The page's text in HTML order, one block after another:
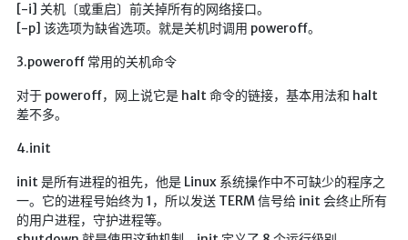
[-i] 关机〔或重启〕前关掉所有的网络接口。
[-p] 该选项为缺省选项。就是关机时调用 poweroff。
3.poweroff 常用的关机命令
对于 poweroff，网上说它是 halt 命令的链接，基本用法和 halt
差不多。
4.init
init 是所有进程的祖先，他是 Linux 系统操作中不可缺少的程序之
一。它的进程号始终为 1，所以发送 TERM 信号给 init 会终止所有
的用户进程，守护进程等。
字帖生成
全历史
发现中国
世界货币
🔨工具
帮你百度